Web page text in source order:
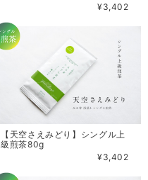
¥3,402
【天空さえみどり】シングル上
級煎茶80g
¥3,402